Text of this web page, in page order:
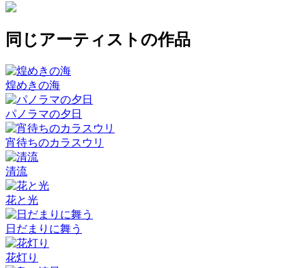
同じアーティストの作品
煌めきの海
パノラマの夕日
宵待ちのカラスウリ
清流
花と光
日だまりに舞う
花灯り